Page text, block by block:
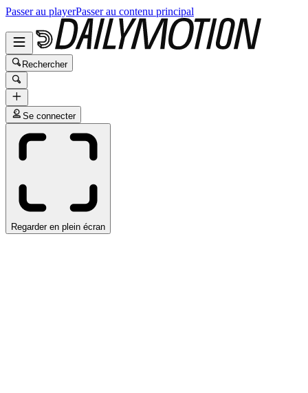
Passer au playerPasser au contenu principal
Rechercher
Se connecter
Regarder en plein écran